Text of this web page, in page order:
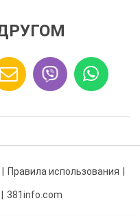
Правила использования
381info.com